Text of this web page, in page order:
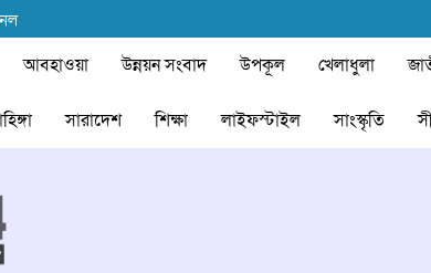
আবহাওয়া উন্নয়ন সংবাদ উপকূল খেলাধুলা
সারাদেশ শিক্ষা লাইফস্টাইল সাংস্কৃতি